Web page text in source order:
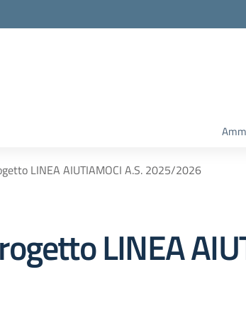
LINEA AIUTIAMOCI A.S. 2025/2026
LINEA